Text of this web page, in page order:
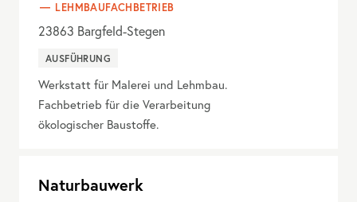
LEHMBAUFACHBETRIEB
23863 Bargfeld-Stegen
AUSFÜHRUNG
Werkstatt für Malerei und Lehmbau.
Fachbetrieb für die Verarbeitung
ökologischer Baustoffe.
Naturbauwerk